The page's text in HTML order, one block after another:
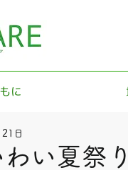
に
わい夏祭
日